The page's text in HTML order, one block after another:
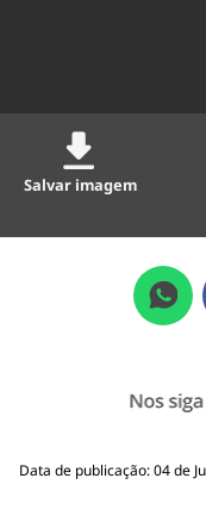
Salvar imagem
Data de publicação: 04 de